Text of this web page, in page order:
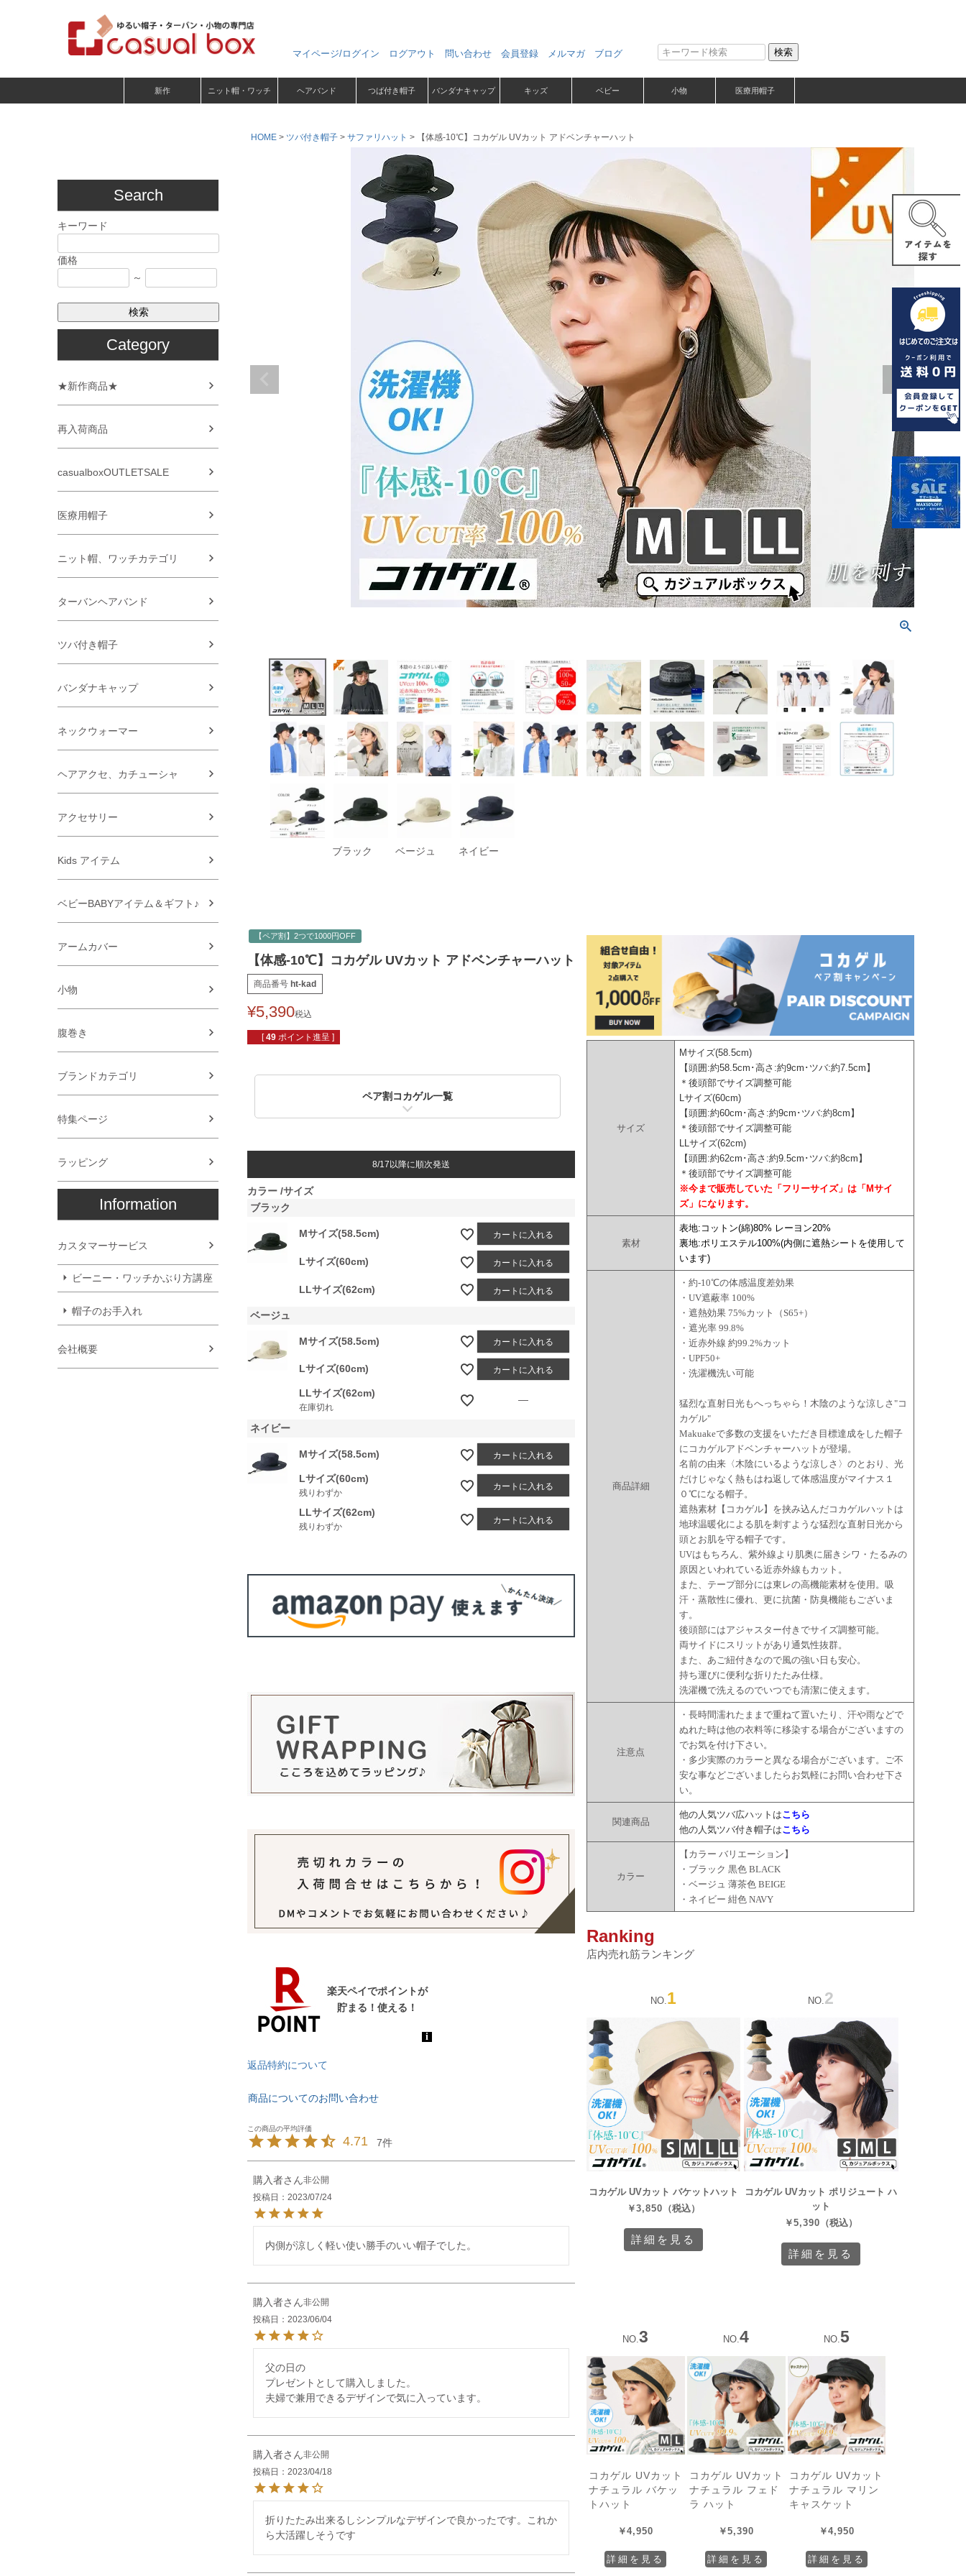
マイページ/ログイン ログアウト 問い合わせ 会員登録 メルマガ ブログ 検索
新作 ニット帽・ワッチ ヘアバンド つば付き帽子 バンダナキャップ キッズ ベビー 小物 医療用帽子
Search
キーワード
価格
～
検索
Category
★新作商品★
再入荷商品
casualboxOUTLETSALE
医療用帽子
ニット帽、ワッチカテゴリ
ターバンヘアバンド
ツバ付き帽子
バンダナキャップ
ネックウォーマー
ヘアアクセ、カチューシャ
アクセサリー
Kids アイテム
ベビーBABYアイテム＆ギフト♪
アームカバー
小物
腹巻き
ブランドカテゴリ
特集ページ
ラッピング
Information
カスタマーサービス
ビーニー・ワッチかぶり方講座
帽子のお手入れ
会社概要
HOME ツバ付き帽子 サファリハット 【体感-10℃】コカゲル UVカット アドベンチャーハット
ブラック ベージュ ネイビー
【ペア割】2つで1000円OFF
【体感-10℃】コカゲル UVカット アドベンチャーハット
商品番号 ht-kad
¥5,390税込
[ 49 ポイント進呈 ]
ペア割コカゲル一覧
8/17以降に順次発送
カラー サイズ
ブラック
Mサイズ(58.5cm) カートに入れる
Lサイズ(60cm) カートに入れる
LLサイズ(62cm) カートに入れる
ベージュ
Mサイズ(58.5cm) カートに入れる
Lサイズ(60cm) カートに入れる
LLサイズ(62cm)
在庫切れ
—
ネイビー
Mサイズ(58.5cm) カートに入れる
Lサイズ(60cm)
残りわずか
カートに入れる
LLサイズ(62cm)
残りわずか
カートに入れる
返品特約について
商品についてのお問い合わせ
4.71 7
購入者
非公開
投稿日
2023/07/24
内側が涼しく軽い使い勝手のいい帽子でした。
購入者
非公開
投稿日
2023/06/04
父の日の
プレゼントとして購入しました。
夫婦で兼用できるデザインで気に入っています。
購入者
非公開
投稿日
2023/04/18
折りたたみ出来るしシンプルなデザインで良かったです。これか
ら大活躍しそうです
サイズ
Mサイズ(58.5cm)
【頭囲:約58.5cm･高さ:約9cm･ツバ:約7.5cm】
＊後頭部でサイズ調整可能
Lサイズ(60cm)
【頭囲:約60cm･高さ:約9cm･ツバ:約8cm】
＊後頭部でサイズ調整可能
LLサイズ(62cm)
【頭囲:約62cm･高さ:約9.5cm･ツバ:約8cm】
＊後頭部でサイズ調整可能
※今まで販売していた「フリーサイズ」は「Mサイ
ズ」になります。
素材
表地:コットン(綿)80% レーヨン20%
裏地:ポリエステル100%(内側に遮熱シートを使用して
います)
商品詳細
・約-10℃の体感温度差効果
・UV遮蔽率 100%
・遮熱効果 75%カット（S65+）
・遮光率 99.8%
・近赤外線 約99.2%カット
・UPF50+
・洗濯機洗い可能
猛烈な直射日光もへっちゃら！木陰のような涼しさ"コ
カゲル"
Makuakeで多数の支援をいただき目標達成をした帽子
にコカゲルアドベンチャーハットが登場。
名前の由来〈木陰にいるような涼しさ〉のとおり、光
だけじゃなく熱もはね返して体感温度がマイナス１
０℃になる帽子。
遮熱素材【コカゲル】を挟み込んだコカゲルハットは
地球温暖化による肌を刺すような猛烈な直射日光から
頭とお肌を守る帽子です。
UVはもちろん、紫外線より肌奥に届きシワ・たるみの
原因といわれている近赤外線もカット。
また、テープ部分には東レの高機能素材を使用。吸
汗・蒸散性に優れ、更に抗菌・防臭機能もございま
す。
後頭部にはアジャスター付きでサイズ調整可能。
両サイドにスリットがあり通気性抜群。
また、あご紐付きなので風の強い日も安心。
持ち運びに便利な折りたたみ仕様。
洗濯機で洗えるのでいつでも清潔に使えます。
注意点
・長時間濡れたままで重ねて置いたり、汗や雨などで
ぬれた時は他の衣料等に移染する場合がございますの
でお気を付け下さい。
・多少実際のカラーと異なる場合がございます。ご不
安な事などございましたらお気軽にお問い合わせ下さ
い。
関連商品
他の人気ツバ広ハットはこちら
他の人気ツバ付き帽子はこちら
カラー
【カラー バリエーション】
・ブラック 黒色 BLACK
・ベージュ 薄茶色 BEIGE
・ネイビー 紺色 NAVY
Ranking
店内売れ筋ランキング
NO. 1
コカゲル UVカット バケットハット
￥3,850 （税込）
詳細を見る
NO. 2
コカゲル UVカット ポリジュート ハ
ット
￥5,390 （税込）
詳細を見る
NO.3
コカゲル UVカット
ナチュラル バケッ
トハット
￥4,950
詳細を見る
NO.4
コカゲル UVカット
ナチュラル フェド
ラ ハット
￥5,390
詳細を見る
NO.5
コカゲル UVカット
ナチュラル マリン
キャスケット
￥4,950
詳細を見る